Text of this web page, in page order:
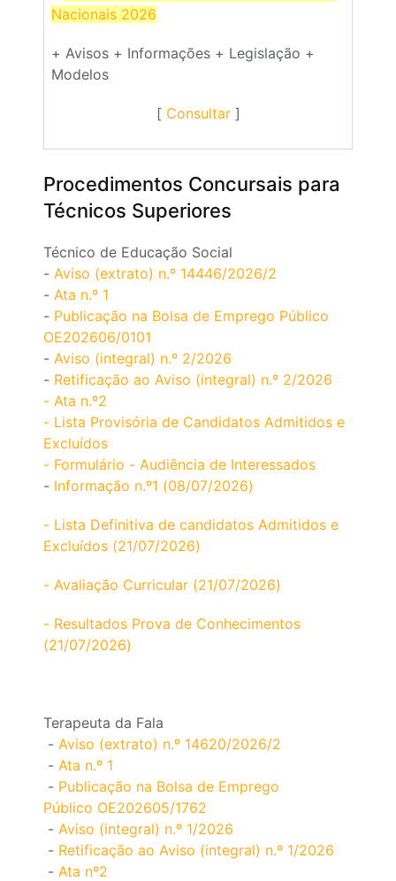
Nacionais 2026
+ Avisos + Informações + Legislação +
Modelos
[ Consultar]
Procedimentos Concursais para
Técnicos Superiores
Técnico de Educação Social
- Aviso (extrato) n.º 14446/2026/2
- Ata n.º 1
- Publicação na Bolsa de Emprego Público
OE202606/0101
- Aviso (integral) n.º 2/2026
- Retificação ao Aviso (integral) n.º 2/2026
- Ata n.º2
- Lista Provisória de Candidatos Admitidos e
Excluídos
- Formulário - Audiência de Interessados
- Informação n.º1 (08/07/2026)
- Lista Definitiva de candidatos Admitidos e
Excluídos (21/07/2026)
- Avaliação Curricular (21/07/2026)
- Resultados Prova de Conhecimentos
(21/07/2026)
Terapeuta da Fala
- Aviso (extrato) n.º 14620/2026/2
- Ata n.º 1
- Publicação na Bolsa de Emprego
Público OE202605/1762
- Aviso (integral) n.º 1/2026
- Retificação ao Aviso (integral) n.º 1/2026
- Ata nº2